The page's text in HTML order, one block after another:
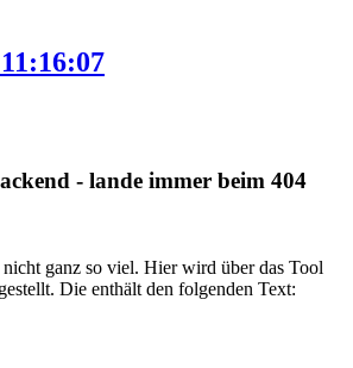
- lande immer beim 404
nicht ganz so viel. Hier wird über das Tool
Die enthält den folgenden Text: